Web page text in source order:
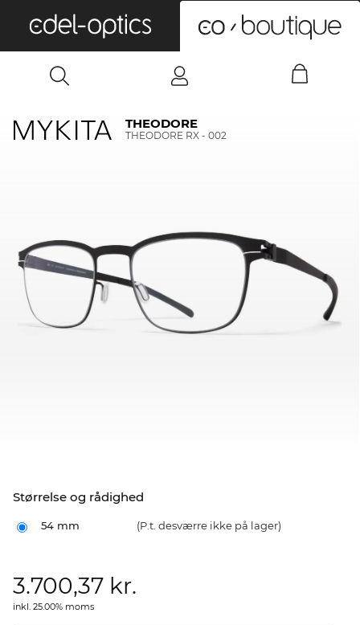
THEODORE
THEODORE RX - 002
Størrelse og rådighed
54 mm (P.t. desværre ikke på lager)
3.700,37 kr.
inkl. 25.00% moms